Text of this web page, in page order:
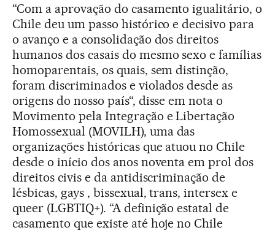
“Com a aprovação do casamento igualitário, o
Chile deu um passo histórico e decisivo para
o avanço e a consolidação dos direitos
humanos dos casais do mesmo sexo e famílias
homoparentais, os quais, sem distinção,
foram discriminados e violados desde as
origens do nosso país“, disse em nota o
Movimento pela Integração e Libertação
Homossexual (MOVILH), uma das
organizações históricas que atuou no Chile
desde o início dos anos noventa em prol dos
direitos civis e da antidiscriminação de
lésbicas, gays , bissexual, trans, intersex e
queer (LGBTIQ+). “A definição estatal de
casamento que existe até hoje no Chile